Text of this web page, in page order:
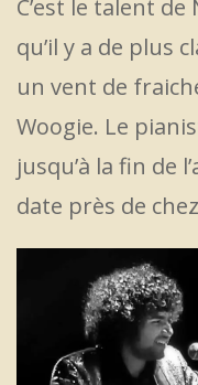
C’est le talent
qu’il y a de plus
un vent de
Woogie. Le
jusqu’à la fin de
date près de